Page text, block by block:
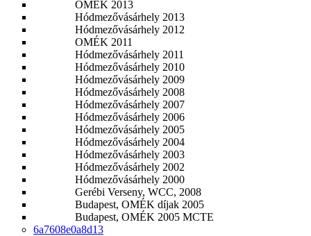
OMÉK 2013
Hódmezővásárhely 2013
Hódmezővásárhely 2012
OMÉK 2011
Hódmezővásárhely 2011
Hódmezővásárhely 2010
Hódmezővásárhely 2009
Hódmezővásárhely 2008
Hódmezővásárhely 2007
Hódmezővásárhely 2006
Hódmezővásárhely 2005
Hódmezővásárhely 2004
Hódmezővásárhely 2003
Hódmezővásárhely 2002
Hódmezővásárhely 2000
Gerébi Verseny, WCC, 2008
Budapest, OMÉK díjak 2005
Budapest, OMÉK 2005 MCTE
6a7608e0a8d13